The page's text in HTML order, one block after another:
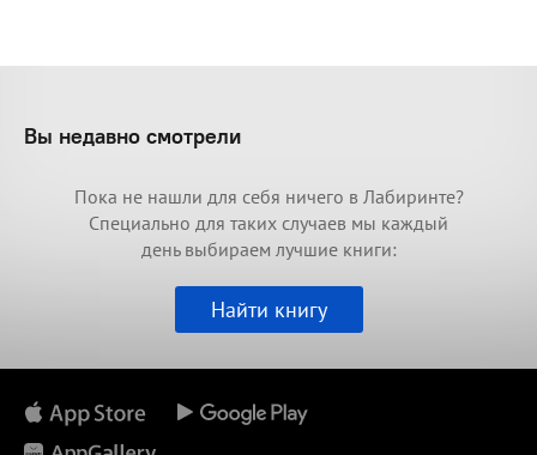
Вы недавно смотрели
Пока не нашли для себя ничего в Лабиринте?
Специально для таких случаев мы каждый
день выбираем лучшие книги:
Найти книгу